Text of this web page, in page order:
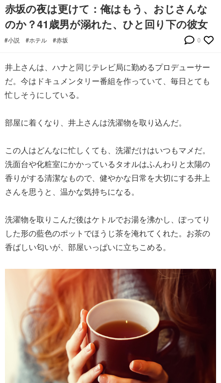
赤坂の夜は更けて：俺はもう、おじさんな
のか？41歳男が溺れた、ひと回り下の彼女
#小説 #ホテル #赤坂 0
井上さんは、ハナと同じテレビ局に勤めるプロデューサー
だ。今はドキュメンタリー番組を作っていて、毎日とても
忙しそうにしている。
部屋に着くなり、井上さんは洗濯物を取り込んだ。
この人はどんなに忙しくても、洗濯だけはいつもマメだ。
洗面台や化粧室にかかっているタオルはふんわりと太陽の
香りがする清潔なもので、健やかな日常を大切にする井上
さんを思うと、温かな気持ちになる。
洗濯物を取りこんだ後はケトルでお湯を沸かし、ぽってり
した形の藍色のポットでほうじ茶を淹れてくれた。お茶の
香ばしい匂いが、部屋いっぱいに立ちこめる。